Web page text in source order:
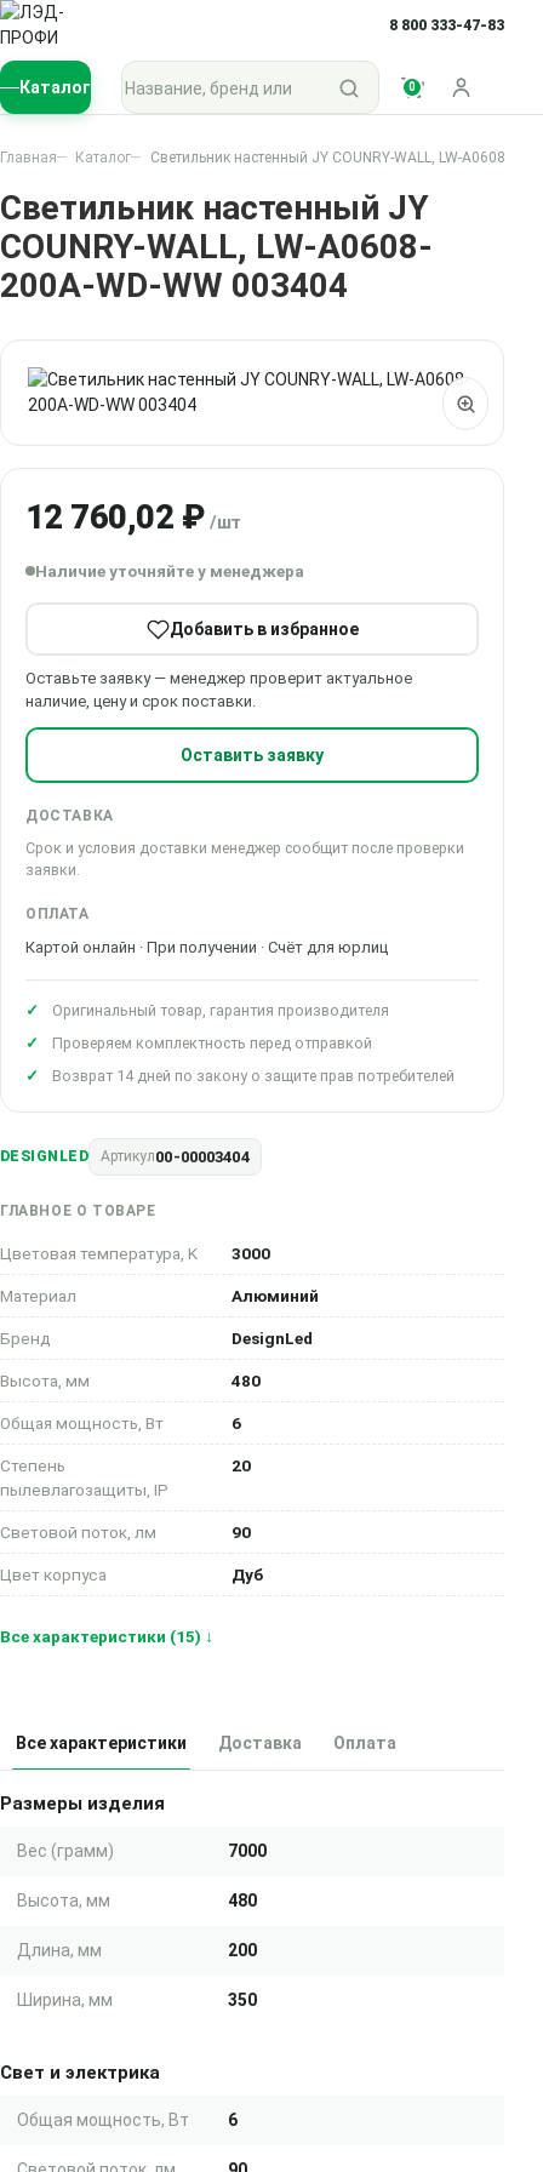
8 800 333-47-83
Каталог
Поиск по каталогу
0
Войти
Главная Каталог Светильник настенный JY COUNRY-WALL, LW-A0608-
Светильник настенный JY
COUNRY-WALL, LW-A0608-
200A-WD-WW 003404
DESIGNLED Артикул00-00003404
ГЛАВНОЕ О ТОВАРЕ
Цветовая температура, K 3000
Материал Алюминий
Бренд DesignLed
Высота, мм 480
Общая мощность, Вт 6
Степень
пылевлагозащиты, IP
20
Световой поток, лм 90
Цвет корпуса Дуб
Все характеристики (15) ↓
12 760,02 ₽ /шт
Наличие уточняйте у менеджера
Добавить в избранное
Оставьте заявку — менеджер проверит актуальное
наличие, цену и срок поставки.
Оставить заявку
ДОСТАВКА
Срок и условия доставки менеджер сообщит после проверки
заявки.
ОПЛАТА
Картой онлайн · При получении · Счёт для юрлиц
Оригинальный товар, гарантия производителя
Проверяем комплектность перед отправкой
Возврат 14 дней по закону о защите прав потребителей
Все характеристики Доставка Оплата
Размеры изделия
Вес (грамм) 7000
Высота, мм 480
Длина, мм 200
Ширина, мм 350
Свет и электрика
Общая мощность, Вт 6